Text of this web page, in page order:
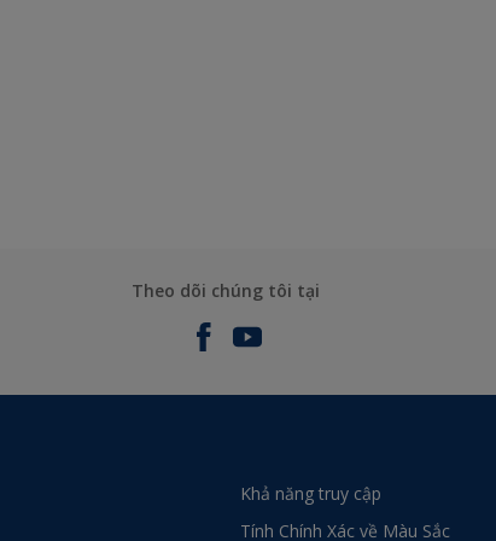
Theo dõi chúng tôi tại
Khả năng truy cập
Tính Chính Xác về Màu Sắc